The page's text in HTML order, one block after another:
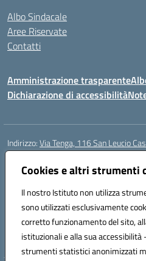
Cookies e altri strumenti
Il nostro Istituto non utilizza
sono utilizzati esclusivamente
corretto funzionamento del sito,
istituzionali e alla sua
strumenti statistici anonimizzati
Albo Sindacale
Aree Riservate
Contatti
Amministrazione trasparente
Dichiarazione di accessibilità
Indirizzo:Via Tenga, 116 San Leucio
Centralino:
Posta elettronica certificata (PEC):
Codice fiscale: 93098380616
Codice meccanografico:CEIS042009
Codice Indice delle Pubbliche
Codice unico di fatturazione (CUF):